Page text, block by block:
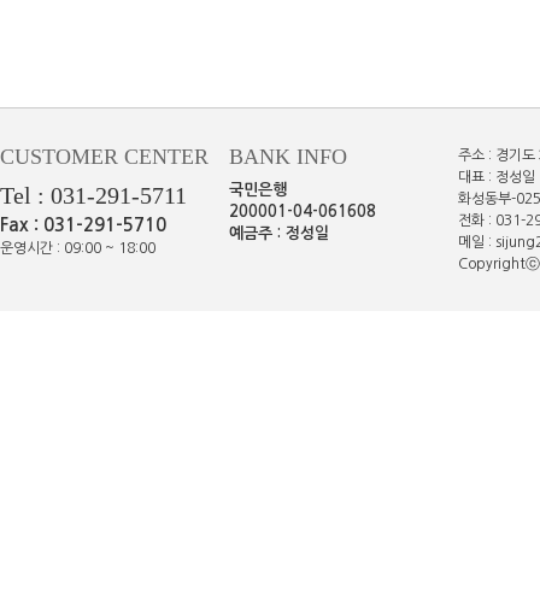
CUSTOMER CENTER
Tel : 031-291-5711
Fax : 031-291-5710
운영시간 : 09:00 ~ 18:00
BANK INFO
국민은행
200001-04-061608
예금주 : 정성일
주소 : 경기
대표 : 정성
화성동부-
전화 : 031-
메일 :